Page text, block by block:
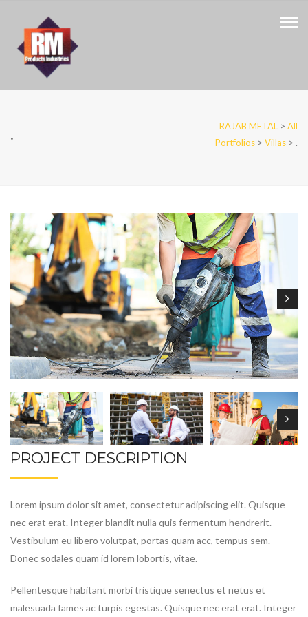
. RAJAB METAL > All
Portfolios > Villas > .
PROJECT DESCRIPTION
Lorem ipsum dolor sit amet, consectetur adipiscing elit. Quisque
nec erat erat. Integer blandit nulla quis fermentum hendrerit.
Vestibulum eu libero volutpat, portas quam acc, tempus sem.
Donec sodales quam id lorem lobortis, vitae.
Pellentesque habitant morbi tristique senectus et netus et
malesuada fames ac turpis egestas. Quisque nec erat erat. Integer